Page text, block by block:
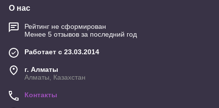
О нас
Рейтинг не сформирован
Менее 5 отзывов за последний год
Работает с 23.03.2014
г. Алматы
Алматы, Казахстан
Контакты